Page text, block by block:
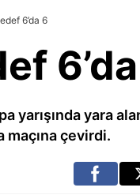
6’da 6
yarışında yara
maçına çevirdi.